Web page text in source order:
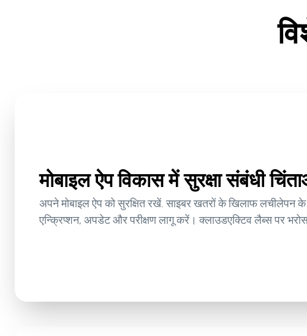
मोबाइल ऐप विकास में सुरक्षा संबंधी
अपने मोबाइल ऐप को सुरक्षित रखें. साइबर खतरों के खिलाफ लचीलेपन
एन्क्रिप्शन, अपडेट और परीक्षण लागू करें। क्लाउडएक्टिव लैब्स पर